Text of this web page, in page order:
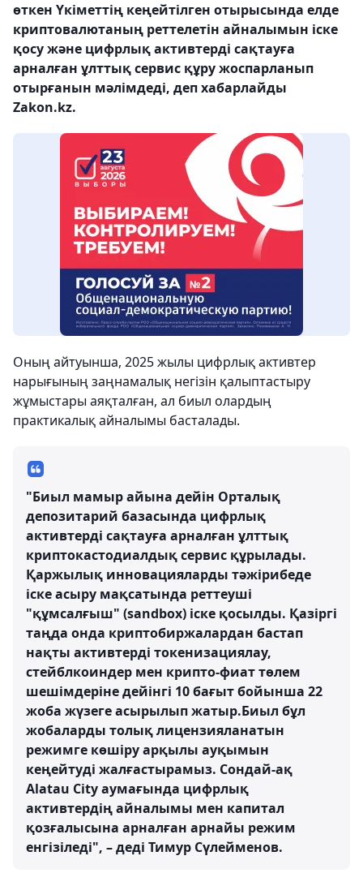
өткен Үкіметтің кеңейтілген отырысында елде
криптовалютаның реттелетін айналымын іске
қосу және цифрлық активтерді сақтауға
арналған ұлттық сервис құру жоспарланып
отырғанын мәлімдеді, деп хабарлайды
Zakon.kz.
Оның айтуынша, 2025 жылы цифрлық активтер
нарығының заңнамалық негізін қалыптастыру
жұмыстары аяқталған, ал биыл олардың
практикалық айналымы басталады.
"Биыл мамыр айына дейін Орталық
депозитарий базасында цифрлық
активтерді сақтауға арналған ұлттық
криптокастодиалдық сервис құрылады.
Қаржылық инновацияларды тәжірибеде
іске асыру мақсатында реттеуші
"құмсалғыш" (sandbox) іске қосылды. Қазіргі
таңда онда криптобиржалардан бастап
нақты активтерді токенизациялау,
стейблкоиндер мен крипто-фиат төлем
шешімдеріне дейінгі 10 бағыт бойынша 22
жоба жүзеге асырылып жатыр.Биыл бұл
жобаларды толық лицензияланатын
режимге көшіру арқылы ауқымын
кеңейтуді жалғастырамыз. Сондай-ақ
Alatau City аумағында цифрлық
активтердің айналымы мен капитал
қозғалысына арналған арнайы режим
енгізіледі", – деді Тимур Сүлейменов.